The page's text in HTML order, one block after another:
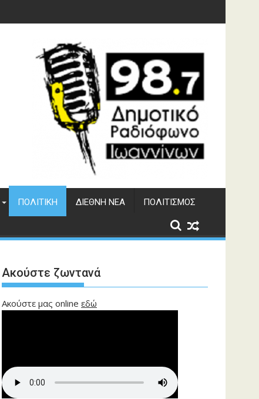
ΠΟΛΙΤΙΚΉ ΔΙΕΘΝΉ ΝΈΑ ΠΟΛΙΤΙΣΜΌΣ
Ακούστε ζωντανά
Ακούστε μας online εδώ